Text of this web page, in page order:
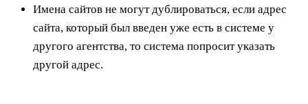
Имена сайтов не могут дублироваться, если адрес
сайта, который был введен уже есть в системе у
другого агентства, то система попросит указать
другой адрес.